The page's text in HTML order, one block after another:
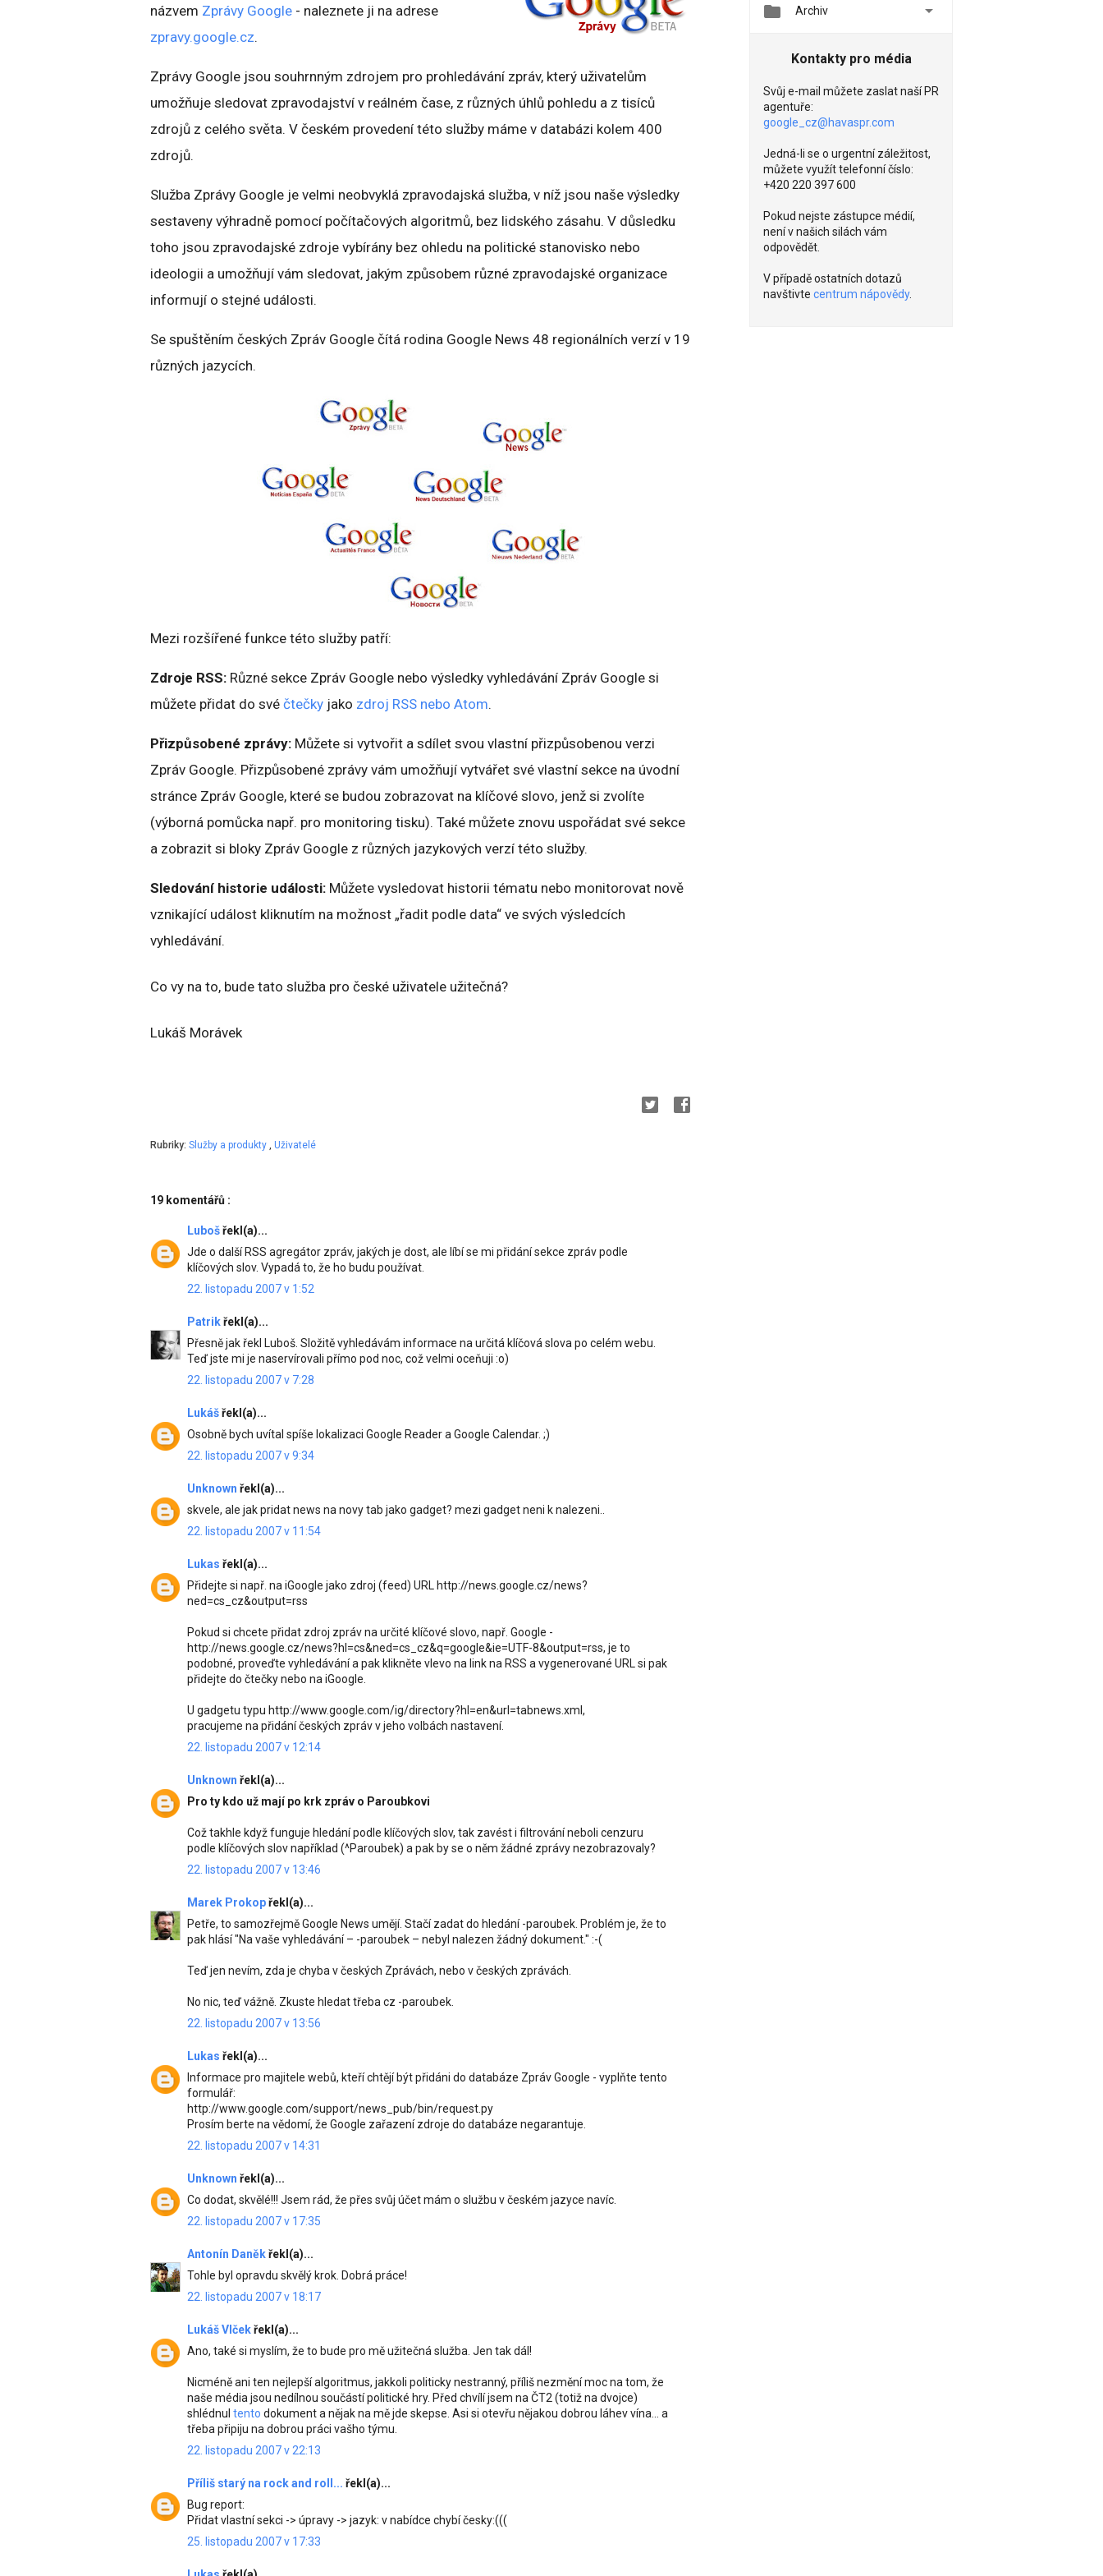
názvem Zprávy Google - naleznete ji na adrese
zpravy.google.cz.
Zprávy Google jsou souhrnným zdrojem pro prohledávání zpráv, který uživatelům
umožňuje sledovat zpravodajství v reálném čase, z různých úhlů pohledu a z tisíců
zdrojů z celého světa. V českém provedení této služby máme v databázi kolem 400
zdrojů.
Služba Zprávy Google je velmi neobvyklá zpravodajská služba, v níž jsou naše výsledky
sestaveny výhradně pomocí počítačových algoritmů, bez lidského zásahu. V důsledku
toho jsou zpravodajské zdroje vybírány bez ohledu na politické stanovisko nebo
ideologii a umožňují vám sledovat, jakým způsobem různé zpravodajské organizace
informují o stejné události.
Se spuštěním českých Zpráv Google čítá rodina Google News 48 regionálních verzí v 19
různých jazycích.
Mezi rozšířené funkce této služby patří:
Zdroje RSS: Různé sekce Zpráv Google nebo výsledky vyhledávání Zpráv Google si
můžete přidat do své čtečky jako zdroj RSS nebo Atom.
Přizpůsobené zprávy: Můžete si vytvořit a sdílet svou vlastní přizpůsobenou verzi
Zpráv Google. Přizpůsobené zprávy vám umožňují vytvářet své vlastní sekce na úvodní
stránce Zpráv Google, které se budou zobrazovat na klíčové slovo, jenž si zvolíte
(výborná pomůcka např. pro monitoring tisku). Také můžete znovu uspořádat své sekce
a zobrazit si bloky Zpráv Google z různých jazykových verzí této služby.
Sledování historie události: Můžete vysledovat historii tématu nebo monitorovat nově
vznikající událost kliknutím na možnost „řadit podle data“ ve svých výsledcích
vyhledávání.
Co vy na to, bude tato služba pro české uživatele užitečná?
Lukáš Morávek
Rubriky: Služby a produkty , Uživatelé
19 komentářů :
Lubošřekl(a)...
Jde o další RSS agregátor zpráv, jakých je dost, ale líbí se mi přidání sekce zpráv podle
klíčových slov. Vypadá to, že ho budu používat.
22. listopadu 2007 v 1:52
Patrikřekl(a)...
Přesně jak řekl Luboš. Složitě vyhledávám informace na určitá klíčová slova po celém webu.
Teď jste mi je naservírovali přímo pod noc, což velmi oceňuji :o)
22. listopadu 2007 v 7:28
Lukášřekl(a)...
Osobně bych uvítal spíše lokalizaci Google Reader a Google Calendar. ;)
22. listopadu 2007 v 9:34
Unknown řekl(a)...
skvele, ale jak pridat news na novy tab jako gadget? mezi gadget neni k nalezeni..
22. listopadu 2007 v 11:54
Lukas řekl(a)...
Přidejte si např. na iGoogle jako zdroj (feed) URL http://news.google.cz/news?
ned=cs_cz&output=rss
Pokud si chcete přidat zdroj zpráv na určité klíčové slovo, např. Google -
http://news.google.cz/news?hl=cs&ned=cs_cz&q=google&ie=UTF-8&output=rss, je to
podobné, proveďte vyhledávání a pak klikněte vlevo na link na RSS a vygenerované URL si pak
přidejte do čtečky nebo na iGoogle.
U gadgetu typu http://www.google.com/ig/directory?hl=en&url=tabnews.xml,
pracujeme na přidání českých zpráv v jeho volbách nastavení.
22. listopadu 2007 v 12:14
Unknown řekl(a)...
Pro ty kdo už mají po krk zpráv o Paroubkovi
Což takhle když funguje hledání podle klíčových slov, tak zavést i filtrování neboli cenzuru
podle klíčových slov například (^Paroubek) a pak by se o něm žádné zprávy nezobrazovaly?
22. listopadu 2007 v 13:46
Marek Prokopřekl(a)...
Petře, to samozřejmě Google News umějí. Stačí zadat do hledání -paroubek. Problém je, že to
pak hlásí "Na vaše vyhledávání – -paroubek – nebyl nalezen žádný dokument." :-(
Teď jen nevím, zda je chyba v českých Zprávách, nebo v českých zprávách.
No nic, teď vážně. Zkuste hledat třeba cz -paroubek.
22. listopadu 2007 v 13:56
Lukas řekl(a)...
Informace pro majitele webů, kteří chtějí být přidáni do databáze Zpráv Google - vyplňte tento
formulář:
http://www.google.com/support/news_pub/bin/request.py
Prosím berte na vědomí, že Google zařazení zdroje do databáze negarantuje.
22. listopadu 2007 v 14:31
Unknown řekl(a)...
Co dodat, skvělé!!! Jsem rád, že přes svůj účet mám o službu v českém jazyce navíc.
22. listopadu 2007 v 17:35
Antonín Daněkřekl(a)...
Tohle byl opravdu skvělý krok. Dobrá práce!
22. listopadu 2007 v 18:17
Lukáš Vlčekřekl(a)...
Ano, také si myslím, že to bude pro mě užitečná služba. Jen tak dál!
Nicméně ani ten nejlepší algoritmus, jakkoli politicky nestranný, příliš nezmění moc na tom, že
naše média jsou nedílnou součástí politické hry. Před chvílí jsem na ČT2 (totiž na dvojce)
shlédnul tento dokument a nějak na mě jde skepse. Asi si otevřu nějakou dobrou láhev vína... a
třeba připiju na dobrou práci vašho týmu.
22. listopadu 2007 v 22:13
Příliš starý na rock and roll... řekl(a)...
Bug report:
Přidat vlastní sekci -> úpravy -> jazyk: v nabídce chybí česky:(((
25. listopadu 2007 v 17:33
 Archiv 
Kontakty pro média
Svůj e-mail můžete zaslat naší PR
agentuře:
google_cz@havaspr.com
Jedná-li se o urgentní záležitost,
můžete využít telefonní číslo:
+420 220 397 600
Pokud nejste zástupce médií,
není v našich silách vám
odpovědět.
V případě ostatních dotazů
navštivte centrum nápovědy.